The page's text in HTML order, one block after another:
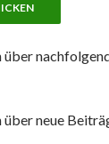
neue